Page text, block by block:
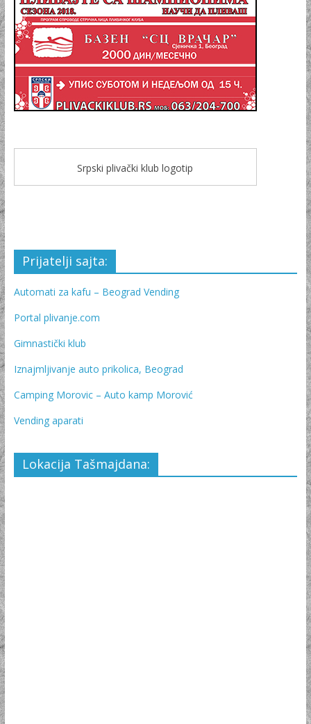
Srpski plivački klub logotip
Prijatelji sajta:
Automati za kafu – Beograd Vending
Portal plivanje.com
Gimnastički klub
Iznajmljivanje auto prikolica, Beograd
Camping Morovic – Auto kamp Morović
Vending aparati
Lokacija Tašmajdana: